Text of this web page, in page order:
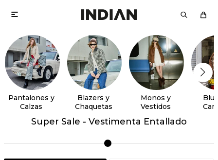

Pantalones y
Calzas
Blazers y
Chaquetas
Monos y
Vestidos
Super Sale - Vestimenta Entallado